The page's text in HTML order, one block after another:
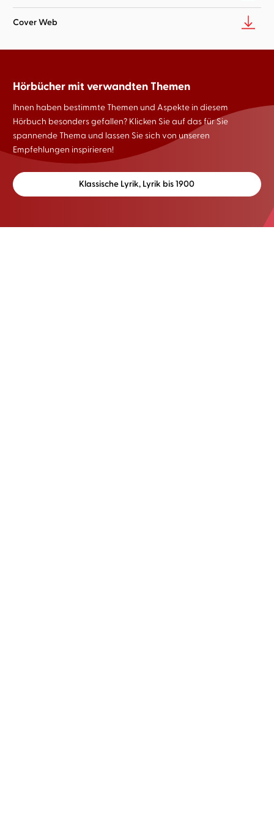
Cover Web
Hörbücher mit verwandten Themen
Ihnen haben bestimmte Themen und Aspekte in diesem
Hörbuch besonders gefallen? Klicken Sie auf das für Sie
spannende Thema und lassen Sie sich von unseren
Empfehlungen inspirieren!
Klassische Lyrik, Lyrik bis 1900